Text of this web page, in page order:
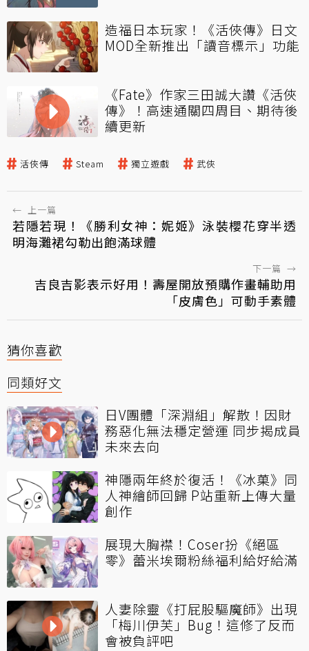
造福日本玩家！《活俠傳》日文
MOD全新推出「讀音標示」功能
《Fate》作家三田誠大讚《活俠
傳》！高速通關四周目、期待後
續更新
活俠傳 Steam 獨立遊戲 武俠
← 上一篇
若隱若現！《勝利女神：妮姬》泳裝櫻花穿半透
明海灘裙勾勒出飽滿球體
下一篇 →
吉良吉影表示好用！壽屋開放預購作畫輔助用
「皮膚色」可動手素體
猜你喜歡
同類好文
日V團體「深淵組」解散！因財
務惡化無法穩定營運 同步揭成員
未來去向
神隱兩年終於復活！《冰菓》同
人神繪師回歸 P站重新上傳大量
創作
展現大胸襟！Coser扮《絕區
零》蕾米埃爾粉絲福利給好給滿
人妻除靈《打屁股驅魔師》出現
「梅川伊芙」Bug！這修了反而
會被負評吧